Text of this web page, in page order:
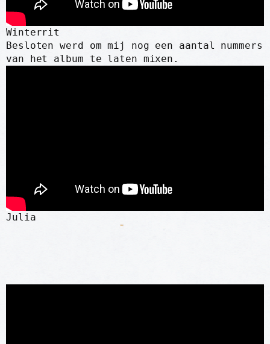
Winterrit
Besloten werd om mij nog een aantal nummers
van het album te laten mixen.
Julia